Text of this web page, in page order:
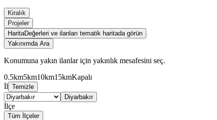
Kiralık
Projeler
HaritaDeğerleri ve ilanları tematik haritada görün
Yakınımda Ara
Konumuna yakın ilanlar için yakınlık mesafesini seç.
0.5km5km10km15kmKapalı
İl Temizle
Diyarbakır
İlçe
Tüm İlçeler